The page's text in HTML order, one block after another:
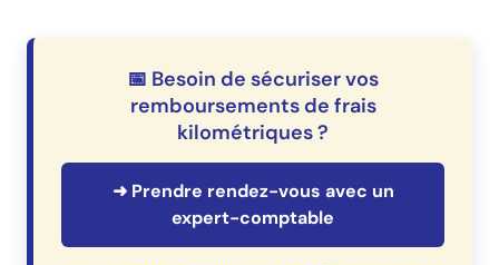
📅 Besoin de sécuriser vos
remboursements de frais
kilométriques ?
➜ Prendre rendez-vous avec un
expert-comptable